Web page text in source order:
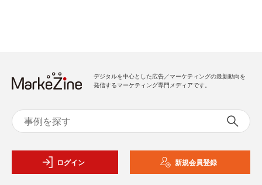
デジタルを中心とした広告／マーケティングの最新動向を
発信するマーケティング専門メディアです。
ログイン 新規会員登録